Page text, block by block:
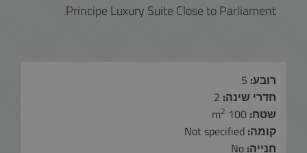
Principe Luxury Suite Close to Parliament.
רובע:
חדרי שינה: 2
שטח:
2
קומה:
חנייה: